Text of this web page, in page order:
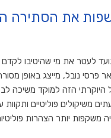
את הסתירה
לעטר את מי שהיטיבו
פרסי נובל, מייצג באופן
הזה למוקד משיכה
משיקולים פוליטיים ותקוות
משקפות יותר הצהרות